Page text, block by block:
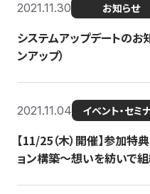
2021.11.30 お知らせ
システムアップデートのお
ンアップ）
2021.11.04 イベント・セミ
【11/25（木）開催】参加特
ョン構築〜想いを紡いで